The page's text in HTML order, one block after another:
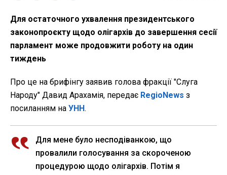
Для остаточного ухвалення президентського
законопроєкту щодо олігархів до завершення сесії
парламент може продовжити роботу на один
тиждень
Про це на брифінгу заявив голова фракції "Слуга
Народу" Давид Арахамія, передає RegioNews з
посиланням на УНН.
Для мене було несподіванкою, що
провалили голосування за скороченою
процедурою щодо олігархів. Потім я